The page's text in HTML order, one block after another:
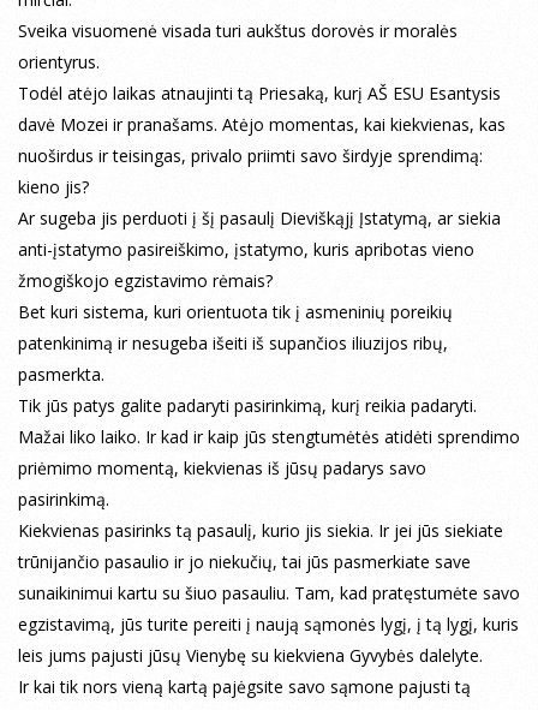
Sveika visuomenė visada turi aukštus dorovės ir moralės
orientyrus.
Todėl atėjo laikas atnaujinti tą Priesaką, kurį AŠ ESU Esantysis
davė Mozei ir pranašams. Atėjo momentas, kai kiekvienas, kas
nuoširdus ir teisingas, privalo priimti savo širdyje sprendimą:
kieno jis?
Ar sugeba jis perduoti į šį pasaulį Dieviškąjį Įstatymą, ar siekia
anti-įstatymo pasireiškimo, įstatymo, kuris apribotas vieno
žmogiškojo egzistavimo rėmais?
Bet kuri sistema, kuri orientuota tik į asmeninių poreikių
patenkinimą ir nesugeba išeiti iš supančios iliuzijos ribų,
pasmerkta.
Tik jūs patys galite padaryti pasirinkimą, kurį reikia padaryti.
Mažai liko laiko. Ir kad ir kaip jūs stengtumėtės atidėti sprendimo
priėmimo momentą, kiekvienas iš jūsų padarys savo
pasirinkimą.
Kiekvienas pasirinks tą pasaulį, kurio jis siekia. Ir jei jūs siekiate
trūnijančio pasaulio ir jo niekučių, tai jūs pasmerkiate save
sunaikinimui kartu su šiuo pasauliu. Tam, kad pratęstumėte savo
egzistavimą, jūs turite pereiti į naują sąmonės lygį, į tą lygį, kuris
leis jums pajusti jūsų Vienybę su kiekviena Gyvybės dalelyte.
Ir kai tik nors vieną kartą pajėgsite savo sąmone pajusti tą